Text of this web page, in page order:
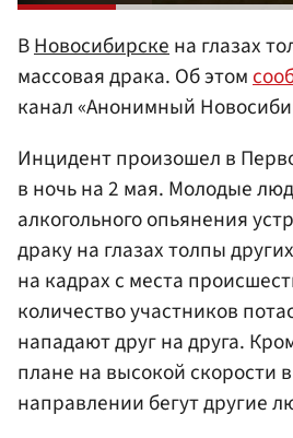
ВНовосибирскена глазах
массовая драка. Об этом
канал «Анонимный
Инцидент произошел в
в ночь на 2 мая. Молодые
алкогольного опьянения
драку на глазах толпы
на кадрах с места
количество участников
нападают друг на друга.
плане на высокой скорости
направлении бегут другие